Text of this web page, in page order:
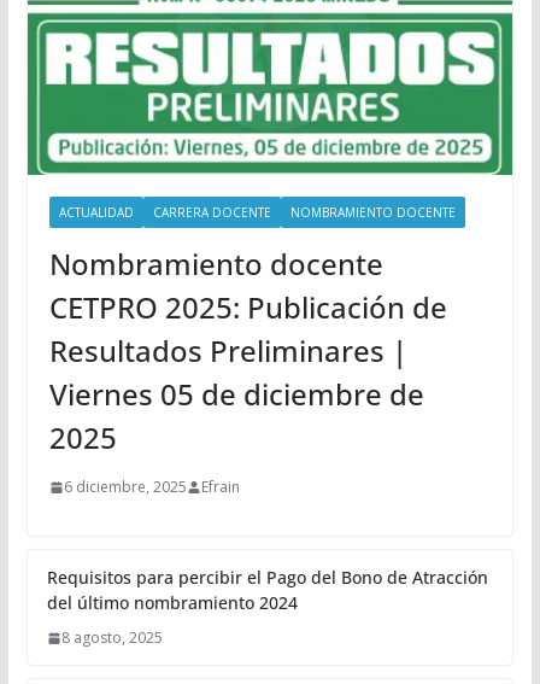
ACTUALIDAD CARRERA DOCENTE NOMBRAMIENTO DOCENTE
Nombramiento docente
CETPRO 2025: Publicación de
Resultados Preliminares |
Viernes 05 de diciembre de
2025
6 diciembre, 2025 Efrain
Requisitos para percibir el Pago del Bono de Atracción
del último nombramiento 2024
8 agosto, 2025